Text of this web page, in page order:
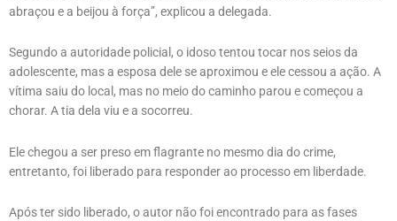
abraçou e a beijou à força”, explicou a delegada.
Segundo a autoridade policial, o idoso tentou tocar nos seios da
adolescente, mas a esposa dele se aproximou e ele cessou a ação. A
vítima saiu do local, mas no meio do caminho parou e começou a
chorar. A tia dela viu e a socorreu.
Ele chegou a ser preso em flagrante no mesmo dia do crime,
entretanto, foi liberado para responder ao processo em liberdade.
Após ter sido liberado, o autor não foi encontrado para as fases